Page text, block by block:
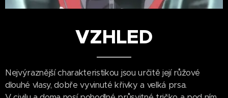
VZHLED
Nejvýraznější charakteristikou jsou určitě její růžové
dlouhé vlasy, dobře vyvinuté křivky a velká prsa.